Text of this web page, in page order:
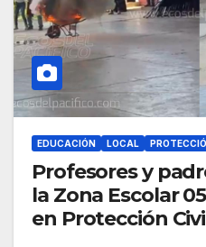
EDUCACIÓN LOCAL
Profesores y
la Zona Escolar
en Protección